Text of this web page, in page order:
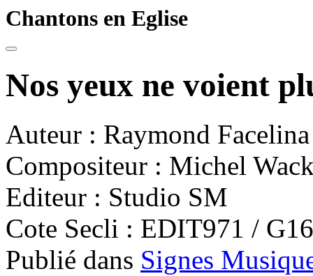
Chantons en Eglise
Nos yeux ne voient
Auteur : Raymond Facelina
Compositeur : Michel
Editeur : Studio SM
Cote Secli : EDIT971 /
Publié dans Signes